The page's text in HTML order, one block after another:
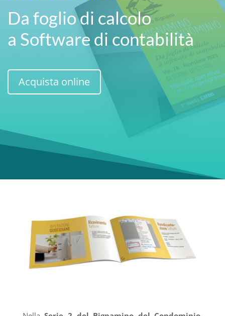
Da foglio di calcolo
a Software di contabilità
Acquista online